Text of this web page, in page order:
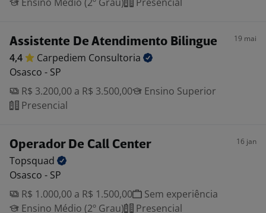
Assistente De Atendimento Bilingue 19 mai
4,4 Carpediem Consultoria
Osasco - SP
R$ 3.200,00 a R$ 3.500,00
Ensino Superior
Presencial
Operador De Call Center 16 jan
Topsquad
Osasco - SP
R$ 1.000,00 a R$ 1.500,00
Sem experiência
Ensino Médio (2º Grau)
Presencial